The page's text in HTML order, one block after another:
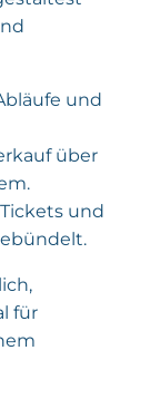
und
über
Tickets und
für